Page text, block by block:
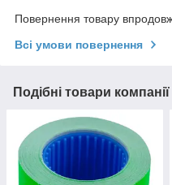
Повернення товару
Всі умови повернення
Подібні товари компанії